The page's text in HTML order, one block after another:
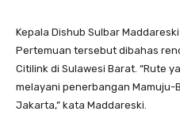
Kepala Dishub Sulbar
Pertemuan tersebut dibahas
Citilink di Sulawesi Barat. “Rute
melayani penerbangan Mamuju-
Jakarta,” kata Maddareski.